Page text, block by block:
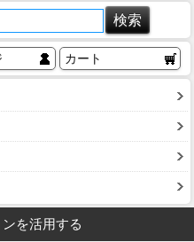
カート
を活用する